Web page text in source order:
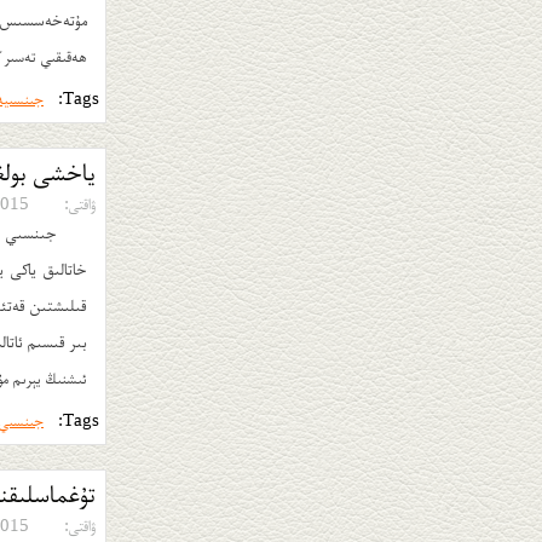
مۇتەخەسسىس »
ھەقىقىي
Tags:
ياخشى
ۋاقتى: 09-09
جىنسىي
خاتالىق
قىلىشتىن
بىر قىسىم
ئىشنىڭ يېرىم
Tags: جىنسىي
ۋاقتى: 09-09